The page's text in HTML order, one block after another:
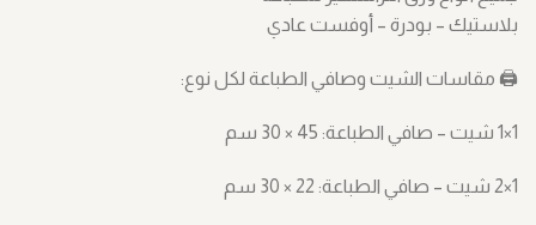
بلاستيك – بودرة – أوفست عادي
🖨️ مقاسات الشيت وصافي الطباعة لكل نوع:
1×1 شيت – صافي الطباعة: ‎30 × 45 سم
1×2 شيت – صافي الطباعة: ‎30 × 22 سم